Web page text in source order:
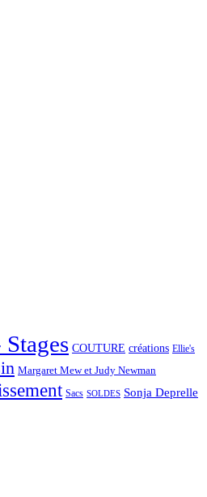
COUTURE créations Ellie's
Margaret Mew et Judy Newman
Sacs SOLDES Sonja Deprelle